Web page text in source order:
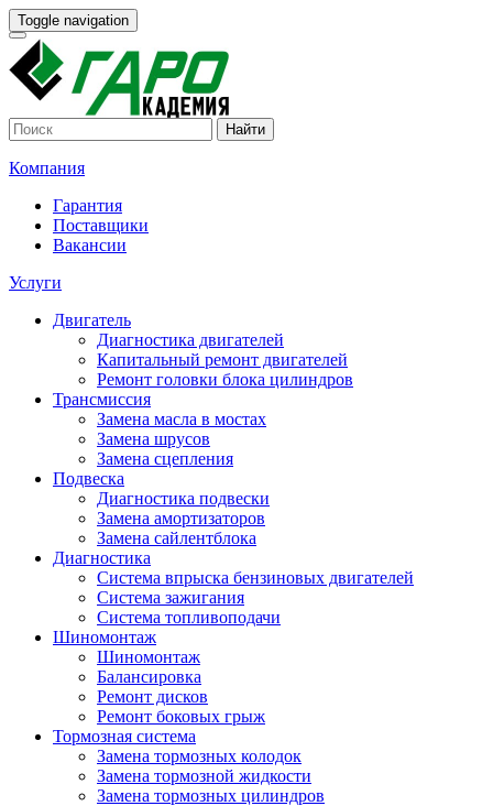
Toggle navigation
Найти
Компания
Гарантия
Поставщики
Вакансии
Услуги
Двигатель
Диагностика двигателей
Капитальный ремонт двигателей
Ремонт головки блока цилиндров
Трансмиссия
Замена масла в мостах
Замена шрусов
Замена сцепления
Подвеска
Диагностика подвески
Замена амортизаторов
Замена сайлентблока
Диагностика
Система впрыска бензиновых двигателей
Система зажигания
Система топливоподачи
Шиномонтаж
Шиномонтаж
Балансировка
Ремонт дисков
Ремонт боковых грыж
Тормозная система
Замена тормозных колодок
Замена тормозной жидкости
Замена тормозных цилиндров